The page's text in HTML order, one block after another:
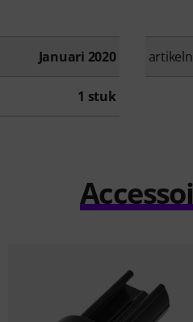
Januari 2020
1 stuk